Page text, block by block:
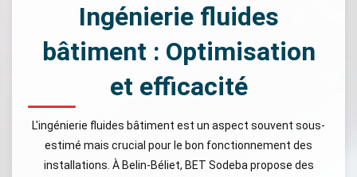
Ingénierie fluides
bâtiment : Optimisation
et efficacité
L'ingénierie fluides bâtiment est un aspect souvent sous-
estimé mais crucial pour le bon fonctionnement des
installations. À Belin-Béliet, BET Sodeba propose des